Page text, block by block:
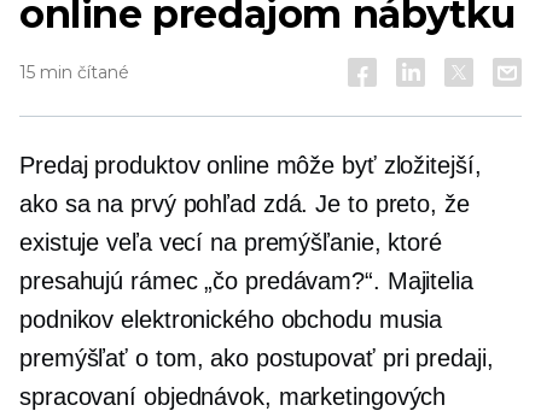
online predajom nábytku
15 min čítané
Predaj produktov online môže byť zložitejší,
ako sa na prvý pohľad zdá. Je to preto, že
existuje veľa vecí na premýšľanie, ktoré
presahujú rámec „čo predávam?“. Majitelia
podnikov elektronického obchodu musia
premýšľať o tom, ako postupovať pri predaji,
spracovaní objednávok, marketingových